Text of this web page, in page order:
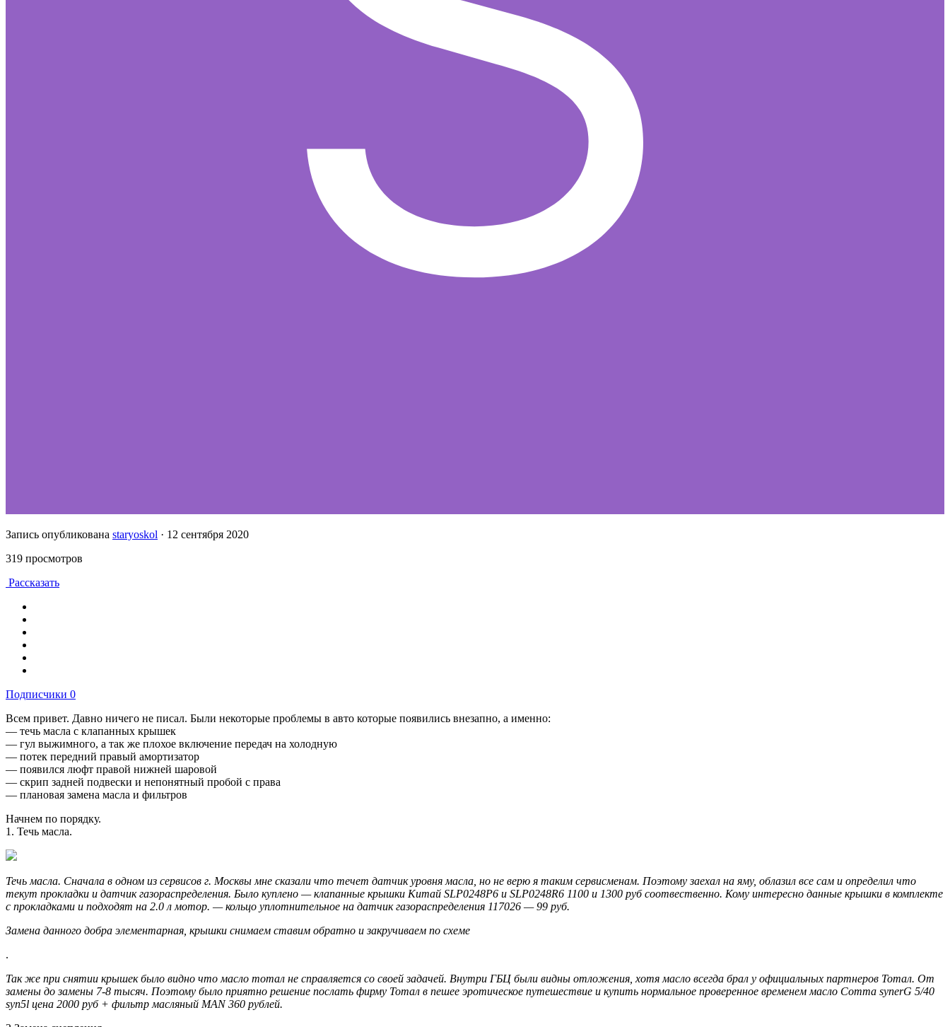
Запись опубликована staryoskol · 12 сентября 2020
319 просмотров
Рассказать
Подписчики 0
Всем привет. Давно ничего не писал. Были некоторые проблемы в авто которые появились внезапно, а именно:
— течь масла с клапанных крышек
— гул выжимного, а так же плохое включение передач на холодную
— потек передний правый амортизатор
— появился люфт правой нижней шаровой
— скрип задней подвески и непонятный пробой с права
— плановая замена масла и фильтров
Начнем по порядку.
1. Течь масла.
Течь масла. Сначала в одном из сервисов г. Москвы мне сказали что течет датчик уровня масла, но не верю я таким сервисменам. Поэтому заехал на яму, облазил все сам и определил что
текут прокладки и датчик газораспределения. Было куплено — клапанные крышки Китай SLP0248P6 и SLP0248R6 1100 и 1300 руб соотвественно. Кому интересно данные крышки в комплекте
с прокладками и подходят на 2.0 л мотор. — кольцо уплотнительное на датчик газораспределения 117026 — 99 руб.
Замена данного добра элементарная, крышки снимаем ставим обратно и закручиваем по схеме
.
Так же при снятии крышек было видно что масло тотал не справляется со своей задачей. Внутри ГБЦ были видны отложения, хотя масло всегда брал у официальных партнеров Тотал. От
замены до замены 7-8 тысяч. Поэтому было приятно решение послать фирму Тотал в пешее эротическое путешествие и купить нормальное проверенное временем масло Comma synerG 5/40
syn5l цена 2000 руб + фильтр масляный MAN 360 рублей.